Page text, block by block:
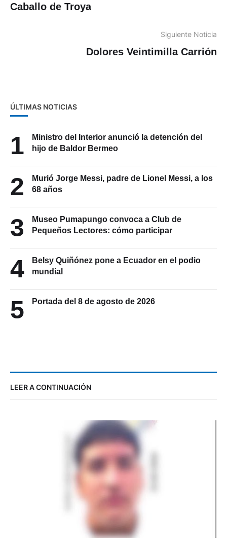
Caballo de Troya
Siguiente Noticia
Dolores Veintimilla Carrión
ÚLTIMAS NOTICIAS
1
Ministro del Interior anunció la detención del
hijo de Baldor Bermeo
2
Murió Jorge Messi, padre de Lionel Messi, a los
68 años
3
Museo Pumapungo convoca a Club de
Pequeños Lectores: cómo participar
4
Belsy Quiñónez pone a Ecuador en el podio
mundial
5 Portada del 8 de agosto de 2026
LEER A CONTINUACIÓN